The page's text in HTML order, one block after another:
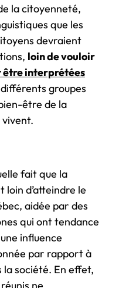
la citoyenneté,
que les
devraient
loin de vouloir
interprétées
groupes
être de la
fait que la
loin d’atteindre le
aidée par des
qui ont tendance
influence
par rapport à
la société. En effet,
ne